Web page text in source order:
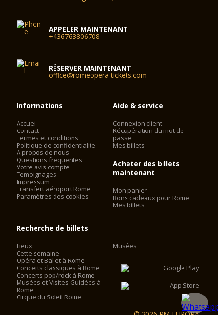
APPELER MAINTENANT
+436763806708
RÉSERVER MAINTENANT
office@romeopera-tickets.com
Informations
Accueil
Contact
Termes et conditions
Politique de confidentialite
A propos de nous
Questions frequentes
Votre avis compte
Temoignages
Impressum
Transfert aéroport Rome
Paramètres des cookies
Aide & service
Connexion client
Récupération du mot de
passe
Mes billets
Acheter des billets
maintenant
Mon panier
Bons cadeaux pour Rome
Mes billets
Recherche de billets
Lieux
Cette semaine
Opéra et Ballet à Rome
Concerts classiques à Rome
Concerts pop/rock à Rome
Musées et Visites Guidées à
Rome
Cirque du Soleil Rome
Musées